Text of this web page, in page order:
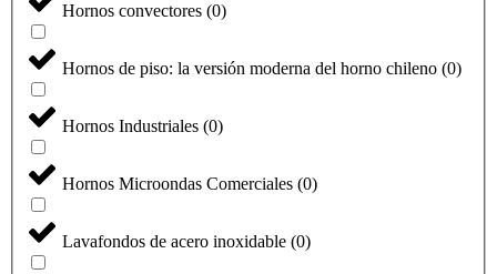
Hornos convectores (0)
Hornos de piso: la versión moderna del horno chileno (0)
Hornos Industriales (0)
Hornos Microondas Comerciales (0)
Lavafondos de acero inoxidable (0)